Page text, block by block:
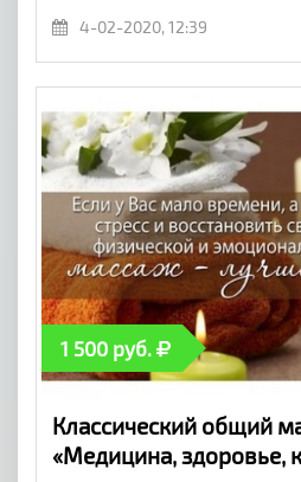
4-02-2020, 12:39
1 500 руб.
Классический общий
«Медицина, здоровье,